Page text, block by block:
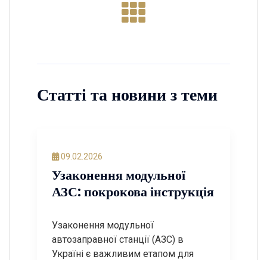
Статті та новини з теми
09.02.2026
Узаконення модульної
АЗС: покрокова інструкція
Узаконення модульної
автозаправної станції (АЗС) в
Україні є важливим етапом для